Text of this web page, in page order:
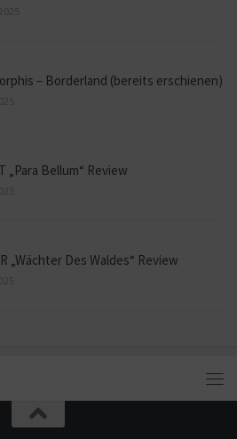
– Borderland (bereits erschienen)
„Para Bellum“ Review
„Wächter Des Waldes“ Review